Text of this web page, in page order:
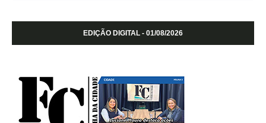
EDIÇÃO DIGITAL - 01/08/2026